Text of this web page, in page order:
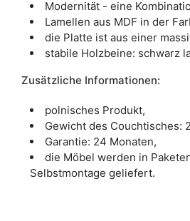
Modernität - eine
Lamellen aus MDF in der
die Platte ist aus einer
stabile Holzbeine: schwarz
Zusätzliche Informationen:
polnisches Produkt,
Gewicht des Couchtisches:
Garantie: 24 Monaten,
die Möbel werden in
Selbstmontage geliefert.